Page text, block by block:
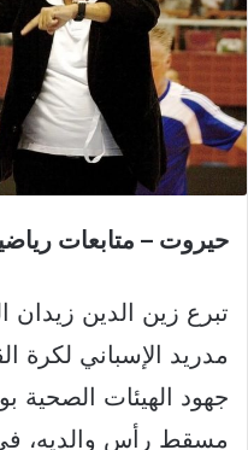
حيروت – متابعات
تبرع زين الدين زيدان
مدريد الإسباني لكرة
جهود الهيئات الصحية
مسقط رأس والديه،